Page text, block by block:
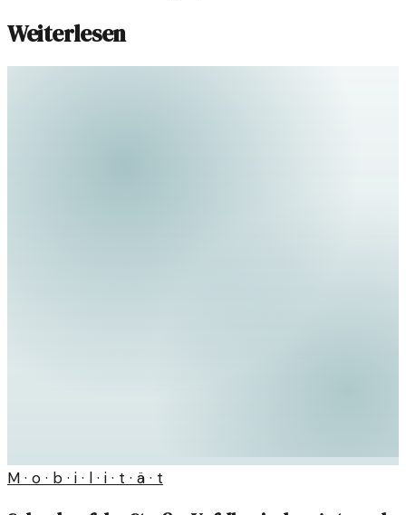
Weiterlesen
M · o · b · i · l · i · t · ä · t